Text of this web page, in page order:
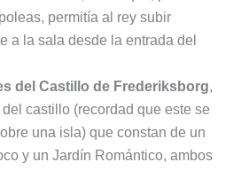
permitía al rey subir
a la sala desde la entrada del
del Castillo de Frederiksborg,
castillo (recordad que este se
una isla) que constan de un
y un Jardín Romántico, ambos